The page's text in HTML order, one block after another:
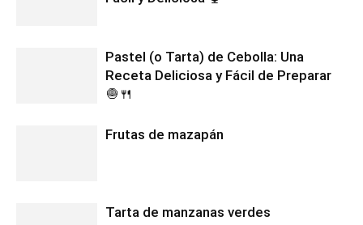
Pastel (o Tarta) de Cebolla: Una
Receta Deliciosa y Fácil de Preparar
🧅🍴
Frutas de mazapán
Tarta de manzanas verdes